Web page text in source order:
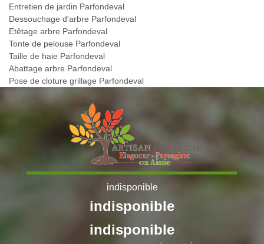
Entretien de jardin Parfondeval
Dessouchage d'arbre Parfondeval
Etêtage arbre Parfondeval
Tonte de pelouse Parfondeval
Taille de haie Parfondeval
Abattage arbre Parfondeval
Pose de cloture grillage Parfondeval
indisponible
indisponible
indisponible